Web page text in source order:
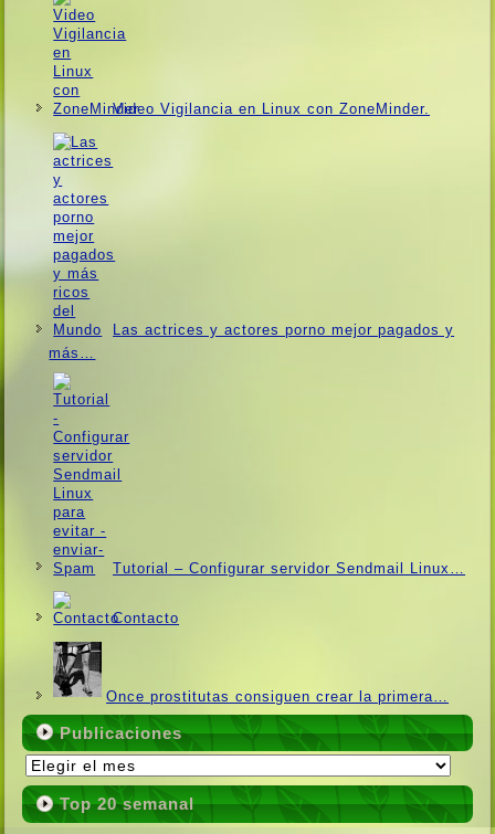
Video Vigilancia en Linux con ZoneMinder.
Las actrices y actores porno mejor pagados y
más…
Tutorial – Configurar servidor Sendmail Linux…
Contacto
Once prostitutas consiguen crear la primera…
Publicaciones
Publicaciones
Top 20 semanal